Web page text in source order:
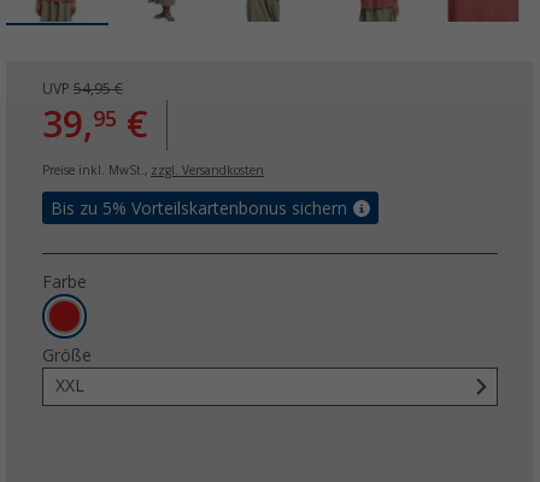
UVP 54,95 €
39,95 €
Preise inkl. MwSt., zzgl. Versandkosten
Bis zu 5% Vorteilskartenbonus sichern
Farbe
Größe
XXL